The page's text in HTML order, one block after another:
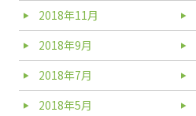
2018年11月
2018年9月
2018年7月
2018年5月